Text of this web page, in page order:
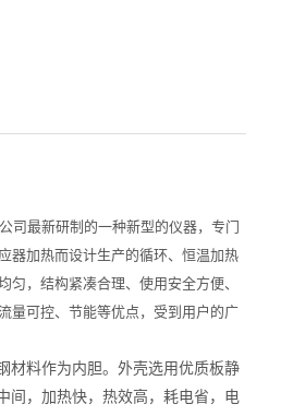
司最新研制的一种新型的仪器，专门
器加热而设计生产的循环、恒温加热
匀，结构紧凑合理、使用安全方便、
量可控、节能等优点，受到用户的广
材料作为内胆。外壳选用优质板静
间，加热快，热效高，耗电省，电